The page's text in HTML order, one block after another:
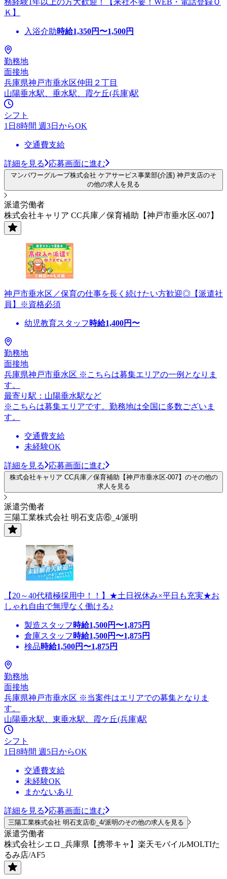
Ｋ】
入浴介助時給1,350円〜1,500円
勤務地
面接地
兵庫県神戸市垂水区仲田２丁目
山陽垂水駅、垂水駅、霞ケ丘(兵庫)駅
シフト
1日8時間 週3日からOK
交通費支給
詳細を見る 応募画面に進む
マンパワーグループ株式会社 ケアサービス事業部(介護) 神戸支店のそ
の他の求人を見る
派遣労働者
株式会社キャリア CC兵庫／保育補助【神戸市垂水区-007】
神戸市垂水区／保育の仕事を長く続けたい方歓迎◎【派遣社
員】※資格必須
幼児教育スタッフ 時給1,400円〜
勤務地
面接地
兵庫県神戸市垂水区 ※こちらは募集エリアの一例となりま
す。
最寄り駅：山陽垂水駅など
※こちらは募集エリアです。勤務地は全国に多数ございま
す。
交通費支給
未経験OK
詳細を見る 応募画面に進む
株式会社キャリア CC兵庫／保育補助【神戸市垂水区-007】のその他の
求人を見る
派遣労働者
三陽工業株式会社 明石支店⑥_4/派明
【20～40代積極採用中！！】★土日祝休み×平日も充実★お
しゃれ自由で無理なく働ける♪
製造スタッフ 時給1,500円〜1,875円
倉庫スタッフ 時給1,500円〜1,875円
検品時給1,500円〜1,875円
勤務地
面接地
兵庫県神戸市垂水区 ※当案件はエリアでの募集となりま
す。
山陽垂水駅、東垂水駅、霞ケ丘(兵庫)駅
シフト
1日8時間 週5日からOK
交通費支給
未経験OK
まかないあり
詳細を見る 応募画面に進む
三陽工業株式会社 明石支店⑥_4/派明のその他の求人を見る
派遣労働者
株式会社シエロ_兵庫県【携帯キャ】楽天モバイルMOLTIた
るみ店/AF5